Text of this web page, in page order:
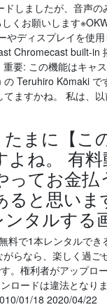
しましたが、音声
くお願いします
ディスプレイを使
Chromecast built-in
要: この機能はキャ
Teruhiro Kömaki
ますかね。 私は、
まに【こ
ね。 有
てお金
と思いま
タルする
料で1本レンタルで
らなら、楽しく過
。権利者がアップロ
ロードは違法となり
01/18 2020/04/22